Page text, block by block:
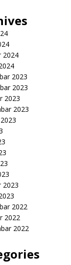
2024
2023
2023
2023
2023
2023
2022
2022
2022